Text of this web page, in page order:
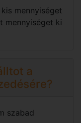
mennyiséget
mennyiséget ki
a
szabad